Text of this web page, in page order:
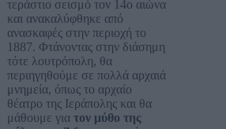
τεράστιο σεισμό τον 14ο αιώνα
και ανακαλύφθηκε από
ανασκαφές στην περιοχή το
1887. Φτάνοντας στην διάσημη
τότε λουτρόπολη, θα
περιηγηθούμε σε πολλά αρχαιά
μνημεία, όπως το αρχαίο
θέατρο της Ιεράπολης και θα
μάθουμε για τον μύθο της